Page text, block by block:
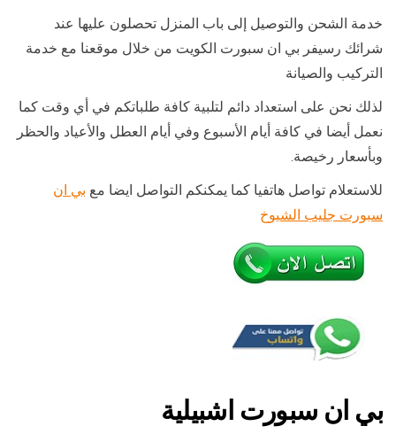
خدمة الشحن والتوصيل إلى باب المنزل تحصلون عليها عند
شرائك رسيفر بي ان سبورت الكويت من خلال موقعنا مع خدمة
التركيب والصيانة
لذلك نحن على استعداد دائم لتلبية كافة طلباتكم في أي وقت كما
نعمل أيضا في كافة أيام الأسبوع وفي أيام العطل والأعياد والحظر
وبأسعار رخيصة.
للاستعلام تواصل هاتفيا كما يمكنكم التواصل ايضا مع بي ان
سبورت جليب الشيوخ
بي ان سبورت اشبيلية